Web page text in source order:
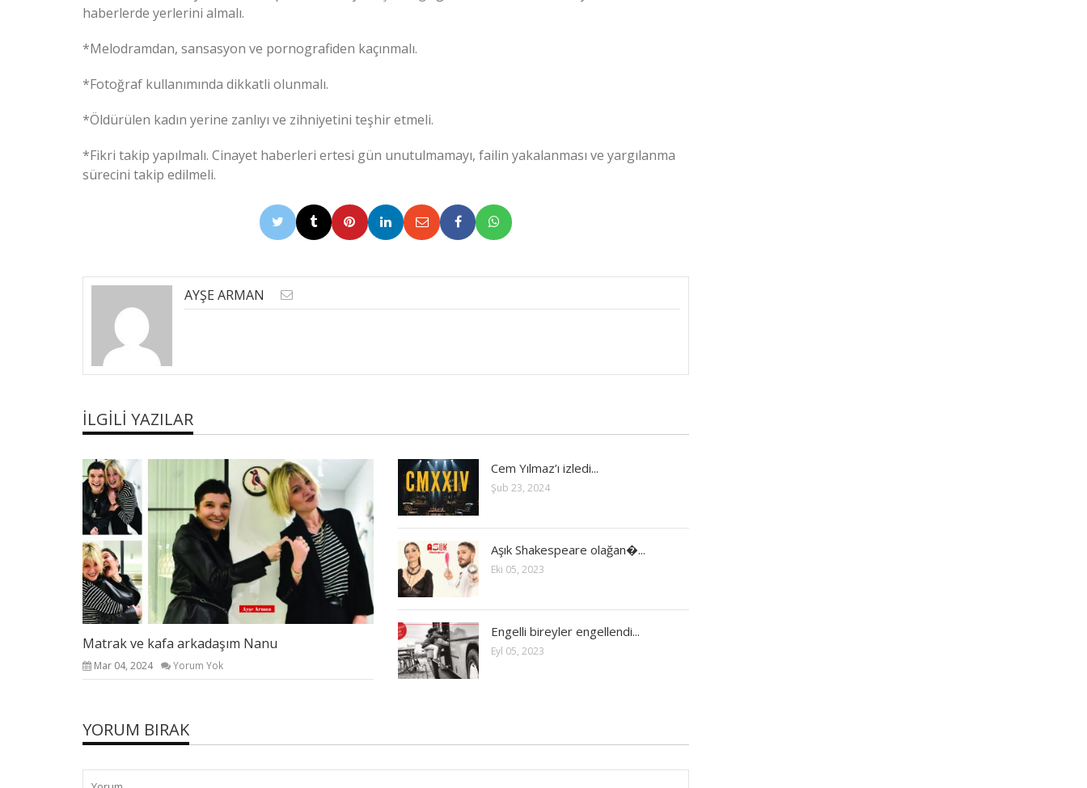
haberlerde yerlerini almalı.
*Melodramdan, sansasyon ve pornografiden kaçınmalı.
*Fotoğraf kullanımında dikkatli olunmalı.
*Öldürülen kadın yerine zanlıyı ve zihniyetini teşhir etmeli.
*Fikri takip yapılmalı. Cinayet haberleri ertesi gün unutulmamayı, failin yakalanması ve yargılanma
sürecini takip edilmeli.
AYŞE ARMAN
İLGILI YAZILAR
Matrak ve kafa arkadaşım Nanu
Mar 04, 2024 Yorum Yok
Cem Yılmaz’ı izledi...
Şub 23, 2024
Aşık Shakespeare olağan�...
Eki 05, 2023
Engelli bireyler engellendi...
Eyl 05, 2023
YORUM BIRAK